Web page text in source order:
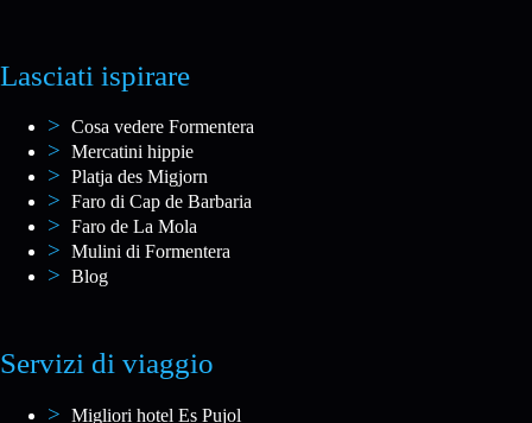
Lasciati ispirare
Cosa vedere Formentera
Mercatini hippie
Platja des Migjorn
Faro di Cap de Barbaria
Faro de La Mola
Mulini di Formentera
Blog
Servizi di viaggio
Migliori hotel Es Pujol